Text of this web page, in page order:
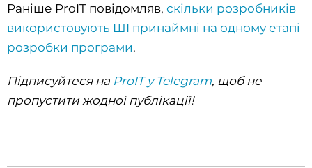
Раніше ProIT повідомляв, скільки розробників
використовують ШІ принаймні на одному етапі
розробки програми.
Підписуйтеся на ProIT у Telegram, щоб не
пропустити жодної публікації!